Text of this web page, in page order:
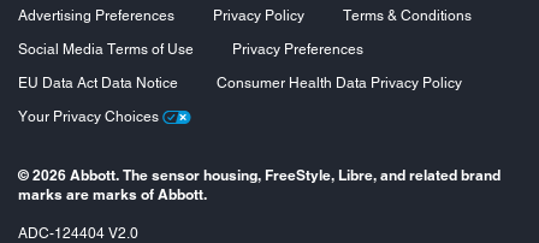
Advertising Preferences Privacy Policy
Terms & Conditions
Social Media Terms of Use
Privacy Preferences
EU Data Act Data Notice
Consumer Health Data Privacy Policy
Your Privacy Choices
© 2026 Abbott. The sensor housing, FreeStyle, Libre, and related brand
marks are marks of Abbott.
ADC-124404 V2.0